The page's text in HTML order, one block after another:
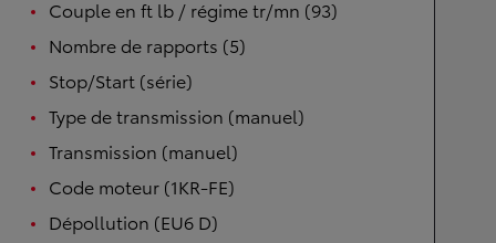
Couple en ft lb / régime tr/mn (93)
Nombre de rapports (5)
Stop/Start (série)
Type de transmission (manuel)
Transmission (manuel)
Code moteur (1KR-FE)
Dépollution (EU6 D)